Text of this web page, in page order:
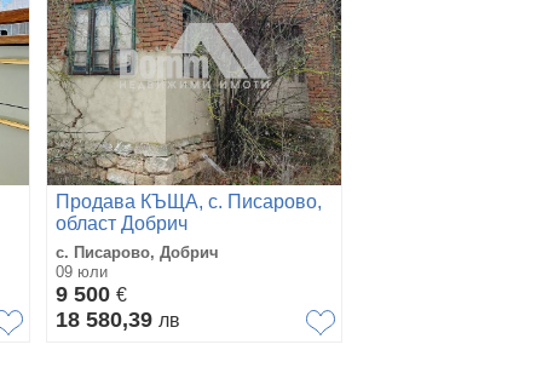
Продава КЪЩА, с. Писарово,
област Добрич
с. Писарово, Добрич
09 юли
9 500 €
18 580,39 лв